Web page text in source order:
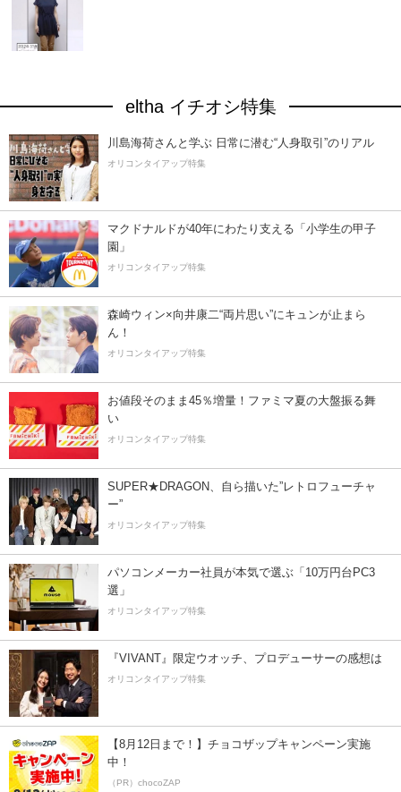
eltha イチオシ特集
川島海荷さんと学ぶ 日常に潜む“人身取引”のリアル
オリコンタイアップ特集
マクドナルドが40年にわたり支える「小学生の甲子
園」
オリコンタイアップ特集
森崎ウィン×向井康二“両片思い”にキュンが止まら
ん！
オリコンタイアップ特集
お値段そのまま45％増量！ファミマ夏の大盤振る舞
い
オリコンタイアップ特集
SUPER★DRAGON、自ら描いた”レトロフューチャ
ー”
オリコンタイアップ特集
パソコンメーカー社員が本気で選ぶ「10万円台PC3
選」
オリコンタイアップ特集
『VIVANT』限定ウオッチ、プロデューサーの感想は
オリコンタイアップ特集
【8月12日まで！】チョコザップキャンペーン実施
中！
（PR）chocoZAP